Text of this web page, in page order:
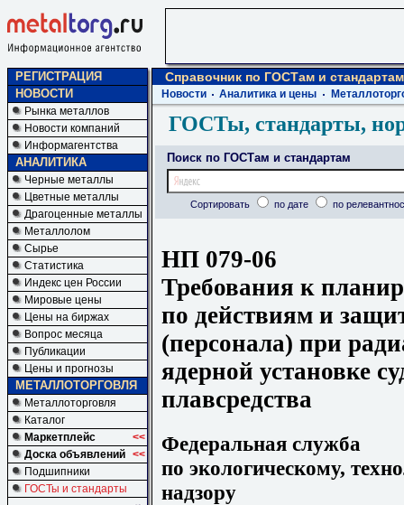
РЕГИСТРАЦИЯ
НОВОСТИ
Рынка металлов
Новости компаний
Информагентства
АНАЛИТИКА
Черные металлы
Цветные металлы
Драгоценные металлы
Металлолом
Сырье
Статистика
Индекс цен России
Мировые цены
Цены на биржах
Вопрос месяца
Публикации
Цены и прогнозы
МЕТАЛЛОТОРГОВЛЯ
Металлоторговля
Каталог
Маркетплейс
<<
Доска объявлений <<
Подшипники
ГОСТы и стандарты
Справочник по ГОСТам и стандартам
Новости Аналитика и цены
ГОСТы, стандарты,
Поиск по ГОСТам и стандартам
Сортировать по дате по
НП 079-06
Требования к
по действиям и
(персонала) при
ядерной установке
плавсредства
Федеральная служба
по экологическому,
надзору